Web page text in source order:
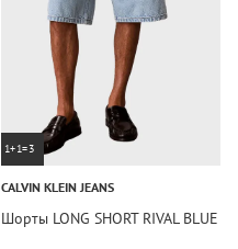
1+1=3
CALVIN KLEIN JEANS
Шорты LONG SHORT RIVAL BLUE